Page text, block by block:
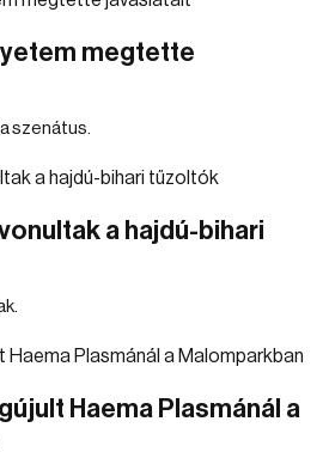
megtette
szenátus.
a hajdú-bihari
Haema Plasmánál a